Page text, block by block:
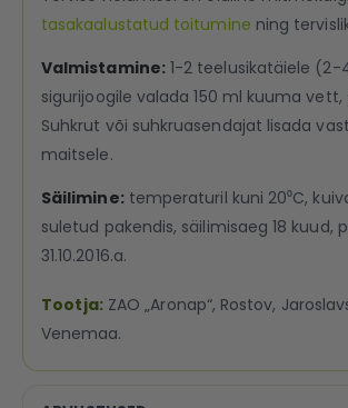
tasakaalustatud toitumine ning
Valmistamine:1-2 teelusikatäiele (2-
sigurijoogile valada 150 ml kuuma vett,
Suhkrut või suhkruasendajat lisada
maitsele.
Säilimine:temperaturil kuni 20⁰C,
suletud pakendis, säilimisaeg 18 kuud,
31.10.2016.a.
Tootja:ZAO „Aronap“, Rostov,
Venemaa.